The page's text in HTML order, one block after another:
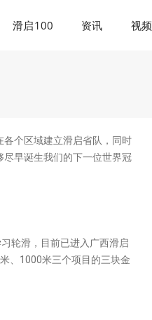
滑启100 资讯 视频
个区域建立滑启省队，同时
早诞生我们的下一位世界冠
轮滑，目前已进入广西滑启
、1000米三个项目的三块金